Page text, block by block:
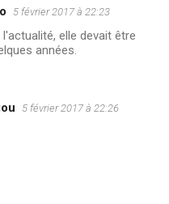
5 février 2017 à 22:23
elle devait être
années.
5 février 2017 à 22:26